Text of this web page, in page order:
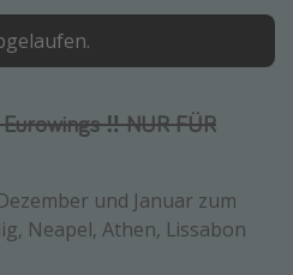
‼️ NUR FÜR
und Januar zum
Neapel, Athen, Lissabon